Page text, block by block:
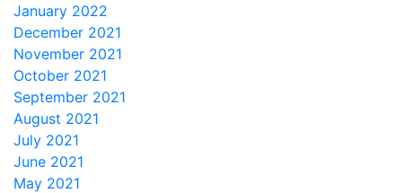
January 2022
December 2021
November 2021
October 2021
September 2021
August 2021
July 2021
June 2021
May 2021